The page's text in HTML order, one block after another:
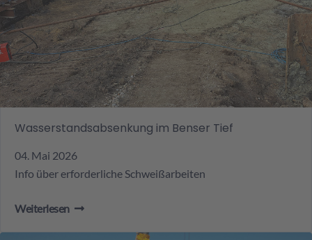
Wasserstandsabsenkung im Benser Tief
04. Mai 2026
Info über erforderliche Schweißarbeiten
Weiterlesen